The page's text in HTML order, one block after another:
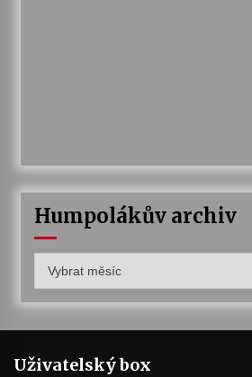
Humpolákův archiv
archiv
Uživatelský box